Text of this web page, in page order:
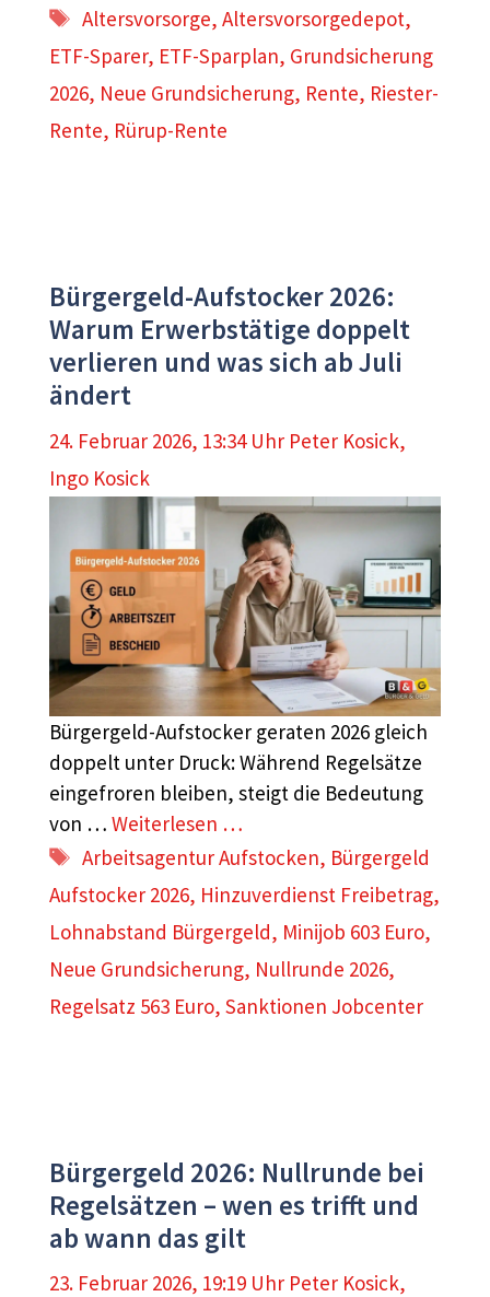
Schlagwörter
Altersvorsorge,Altersvorsorgedepot,
ETF-Sparer, ETF-Sparplan, Grundsicherung
2026, Neue Grundsicherung, Rente, Riester-
Rente, Rürup-Rente
Bürgergeld-Aufstocker 2026:
Warum Erwerbstätige doppelt
verlieren und was sich ab Juli
ändert
24. Februar 2026, 13:34 Uhr Peter Kosick,
Ingo Kosick
Bürgergeld-Aufstocker geraten 2026 gleich
doppelt unter Druck: Während Regelsätze
eingefroren bleiben, steigt die Bedeutung
von … Weiterlesen …
Schlagwörter
Arbeitsagentur Aufstocken, Bürgergeld
Aufstocker 2026, Hinzuverdienst Freibetrag,
Lohnabstand Bürgergeld, Minijob 603 Euro,
Neue Grundsicherung, Nullrunde 2026,
Regelsatz 563 Euro, Sanktionen Jobcenter
Bürgergeld 2026: Nullrunde bei
Regelsätzen – wen es trifft und
ab wann das gilt
23. Februar 2026, 19:19 Uhr Peter Kosick,